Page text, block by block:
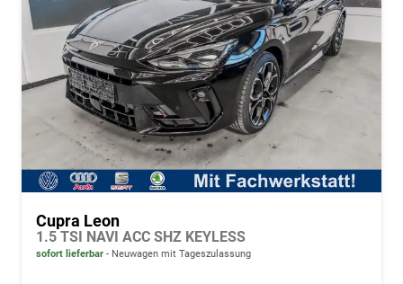
Cupra Leon
1.5 TSI NAVI ACC SHZ KEYLESS
sofort lieferbar Neuwagen mit Tageszulassung